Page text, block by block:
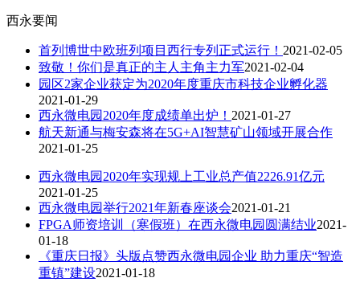
西永要闻
首列博世中欧班列项目西行专列正式运行！ 2021-02-05
致敬！你们是真正的主人主角主力军2021-02-04
园区2家企业获定为2020年度重庆市科技企业孵化器
2021-01-29
西永微电园2020年度成绩单出炉！ 2021-01-27
航天新通与梅安森将在5G+AI智慧矿山领域开展合作
2021-01-25
西永微电园2020年实现规上工业总产值2226.91亿元
2021-01-25
西永微电园举行2021年新春座谈会2021-01-21
FPGA师资培训（寒假班）在西永微电园圆满结业2021-
01-18
《重庆日报》头版点赞西永微电园企业 助力重庆“智造
重镇”建设2021-01-18